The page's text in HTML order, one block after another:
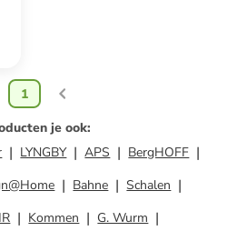
1
je ook:
LYNGBY APS
BergHOFF
Bahne
Schalen
Kommen
G. Wurm